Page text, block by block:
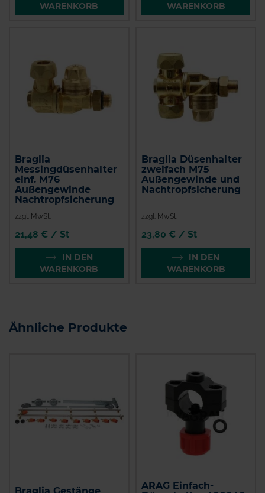
WARENKORB
WARENKORB
Braglia
Messingdüsenhalter
einf. M76
Außengewinde
Nachtropfsicherung
zzgl. MwSt.
21,48 € / St
IN DEN
WARENKORB
Braglia Düsenhalter
zweifach M75
Außengewinde und
Nachtropfsicherung
zzgl. MwSt.
23,80 € / St
IN DEN
WARENKORB
Ähnliche Produkte
ARAG Einfach-